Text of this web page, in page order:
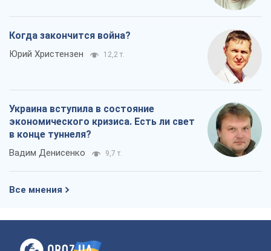
Когда закончится война?
Юрий Христензен 12,2 т.
Украина вступила в состояние
экономического кризиса. Есть ли свет
в конце туннеля?
Вадим Денисенко 9,7 т.
Все мнения